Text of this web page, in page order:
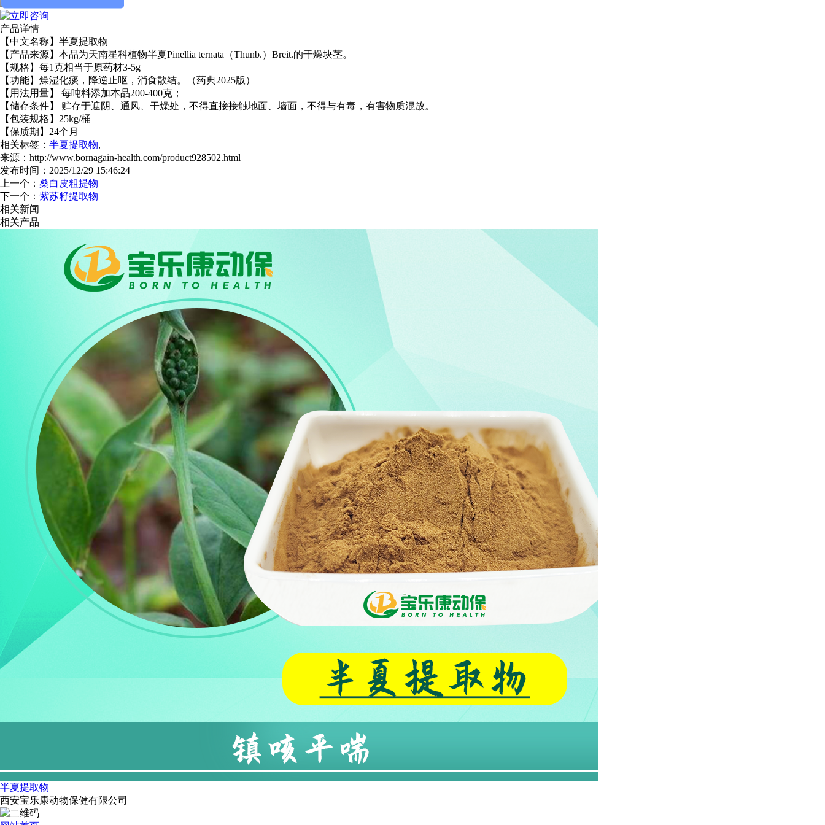
产品详情
【中文名称】半夏提取物
【 产品来源】 本品为天南星科植物半夏Pinellia ternata （Thunb.） Breit.的干燥块茎。
【规格】 每1 克相当于原药材3-5g
【功能】 燥湿化痰，降逆止呕，消食散结。
（药典2025版）
【 用法用量】 每吨料添加本品200-400克；
【储存条件】
贮存于遮阴、通风、干燥处，不得直接接触地面、墙面，不得与有毒，有害物质混放。
【包装规格 】 25kg/桶
【保质期 】 24个月
相关标签： 半夏提取物,
来源：http://www.bornagain-health.com/product928502.html
发布时间：2025/12/29 15:46:24
上一个： 桑白皮粗提物
下一个： 紫苏籽提取物
相关新闻
相关产品
半夏提取物
西安宝乐康动物保健有限公司